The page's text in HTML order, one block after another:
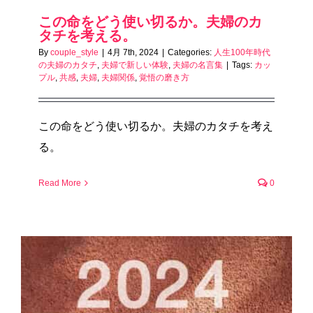
この命をどう使い切るか。夫婦のカ
タチを考える。
By couple_style 4月 7th, 2024 Categories: 人生100年時代
の夫婦のカタチ, 夫婦で新しい体験, 夫婦の名言集 Tags: カッ
プル, 共感, 夫婦, 夫婦関係, 覚悟の磨き方
この命をどう使い切るか。夫婦のカタチを考え
る。
Read More 0